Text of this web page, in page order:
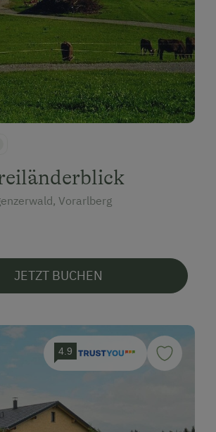
Vorarlberg
JETZT BUCHEN
4.9